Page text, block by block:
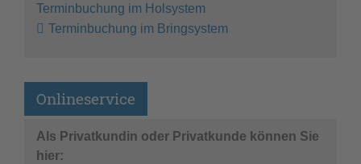
Terminbuchung im Holsystem
Terminbuchung im Bringsystem
Onlineservice
Als Privatkundin oder Privatkunde können Sie
hier: